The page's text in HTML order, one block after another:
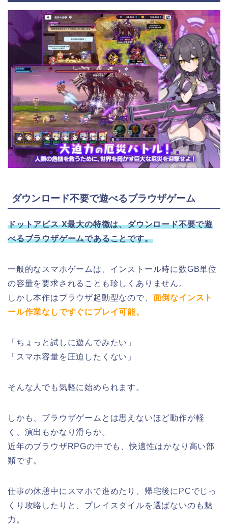
ダウンロード不要で遊べるブラウザゲーム
ドットアビス X最大の特徴は、ダウンロード不要で遊
べるブラウザゲームであることです。
一般的なスマホゲームは、インストール時に数GB単位
の容量を要求されることも珍しくありません。
しかし本作はブラウザ起動型なので、 面倒なインスト
ール作業なしですぐにプレイ可能。
「ちょっと試しに遊んでみたい」
「スマホ容量を圧迫したくない」
そんな人でも気軽に始められます。
しかも、ブラウザゲームとは思えないほど動作が軽
く、演出もかなり滑らか。
近年のブラウザRPGの中でも、快適性はかなり高い部
類です。
仕事の休憩中にスマホで進めたり、帰宅後にPCでじっ
くり攻略したりと、プレイスタイルを選ばないのも魅
力。